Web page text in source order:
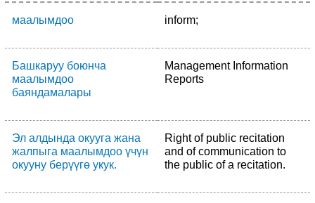
маалымдоо inform;
Башкаруу боюнча
маалымдоо
баяндамалары
Management Information
Reports
Эл алдында окууга жана
жалпыга маалымдоо үчүн
окууну берүүгө укук.
Right of public recitation
and of communication to
the public of a recitation.